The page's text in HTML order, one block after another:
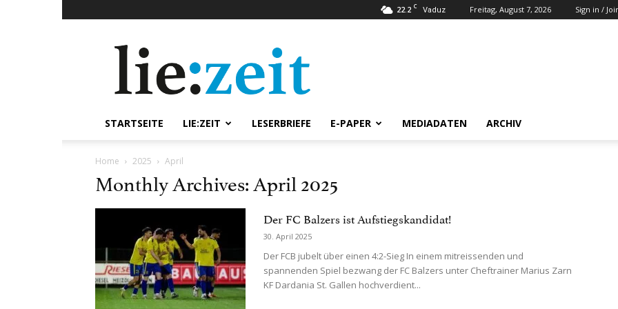
22.2 C Vaduz Freitag, August 7, 2026 Sign in /
STARTSEITE LIE:ZEIT LESERBRIEFE E-PAPER MEDIADATEN ARCHIV
Home 2025 April
Monthly Archives: April 2025
Der FC Balzers ist Aufstiegskandidat!
30. April 2025
Der FCB jubelt über einen 4:2-Sieg In einem mitreissenden und
spannenden Spiel bezwang der FC Balzers unter Cheftrainer Marius Zarn
KF Dardania St. Gallen hochverdient...